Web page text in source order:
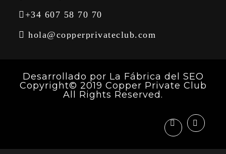
+34 607 58 70 70
hola@copperprivateclub.com
Desarrollado por La Fábrica del SEO
Copyright© 2019 Copper Private Club
All Rights Reserved.